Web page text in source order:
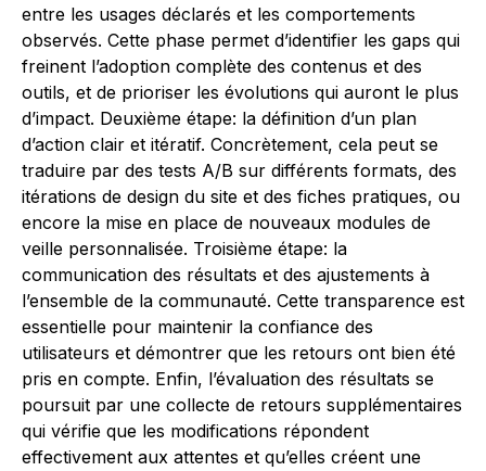
entre les usages déclarés et les comportements
observés. Cette phase permet d’identifier les gaps qui
freinent l’adoption complète des contenus et des
outils, et de prioriser les évolutions qui auront le plus
d’impact. Deuxième étape: la définition d’un plan
d’action clair et itératif. Concrètement, cela peut se
traduire par des tests A/B sur différents formats, des
itérations de design du site et des fiches pratiques, ou
encore la mise en place de nouveaux modules de
veille personnalisée. Troisième étape: la
communication des résultats et des ajustements à
l’ensemble de la communauté. Cette transparence est
essentielle pour maintenir la confiance des
utilisateurs et démontrer que les retours ont bien été
pris en compte. Enfin, l’évaluation des résultats se
poursuit par une collecte de retours supplémentaires
qui vérifie que les modifications répondent
effectivement aux attentes et qu’elles créent une